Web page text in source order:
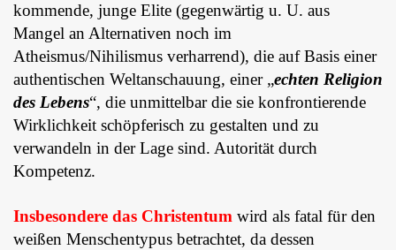
kommende, junge Elite (gegenwärtig u. U. aus
Mangel an Alternativen noch im
Atheismus/Nihilismus verharrend), die auf Basis einer
authentischen Weltanschauung, einer „echten Religion
des Lebens“, die unmittelbar die sie konfrontierende
Wirklichkeit schöpferisch zu gestalten und zu
verwandeln in der Lage sind. Autorität durch
Kompetenz.
Insbesondere das Christentum wird als fatal für den
weißen Menschentypus betrachtet, da dessen